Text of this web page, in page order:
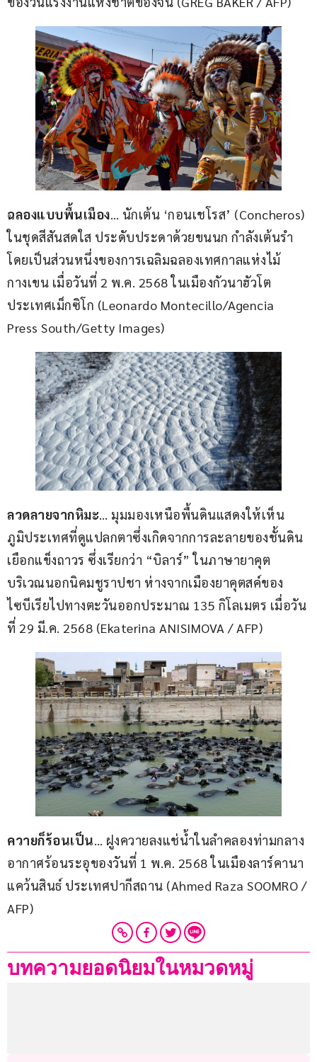
ฉลองแบบพื้นเมือง… นักเต้น ‘กอนเชโรส’ (Concheros)
ในชุดสีสันสดใส ประดับประดาด้วยขนนก กำลังเต้นรำ
โดยเป็นส่วนหนึ่งของการเฉลิมฉลองเทศกาลแห่งไม้
กางเขน เมื่อวันที่ 2 พ.ค. 2568 ในเมืองกัวนาฮัวโต
ประเทศเม็กซิโก (Leonardo Montecillo/Agencia
Press South/Getty Images)
ลวดลายจากหิมะ… มุมมองเหนือพื้นดินแสดงให้เห็น
ภูมิประเทศที่ดูแปลกตาซึ่งเกิดจากการละลายของชั้นดิน
เยือกแข็งถาวร ซึ่งเรียกว่า “บิลาร์” ในภาษายาคุต
บริเวณนอกนิคมชูราปชา ห่างจากเมืองยาคุตสค์ของ
ไซบีเรียไปทางตะวันออกประมาณ 135 กิโลเมตร เมื่อวัน
ที่ 29 มี.ค. 2568 (Ekaterina ANISIMOVA / AFP)
ควายก็ร้อนเป็น… ฝูงควายลงแช่น้ำในลำคลองท่ามกลาง
อากาศร้อนระอุของวันที่ 1 พ.ค. 2568 ในเมืองลาร์คานา
แคว้นสินธ์ ประเทศปากีสถาน (Ahmed Raza SOOMRO /
AFP)
บทความยอดนิยมในหมวดหมู่